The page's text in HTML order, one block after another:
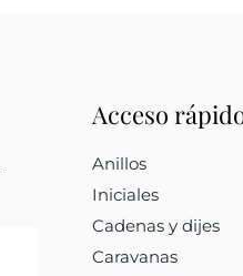
Acceso
Anillos
Iniciales
Cadenas y dijes
Caravanas